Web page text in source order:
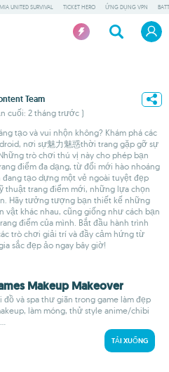
UNITED SURVIVAL TICKET HERO ỨNG DỤNG VPN
Team
cuối: 2 tháng trước )
tạo và vui nhộn không? Khám phá các
nơi sự魅力魅惑thời trang gặp gỡ sự
trò chơi thú vị này cho phép bạn
điểm đa dạng, từ đổi mới hào nhoáng
tạo dựng một vẻ ngoài tuyệt đẹp
thuật trang điểm mới, những lựa chọn
Hãy tưởng tượng bạn thiết kế những
vật khác nhau, cũng giống như cách bạn
điểm của mình. Bắt đầu hành trình
trò chơi giải trí và đầy cảm hứng từ
sắc đẹp ảo ngay bây giờ!
Makeup Makeover
đồ và spa thư giãn trong game làm đẹp
làm móng, thử style anime/chibi
TẢI XUỐNG